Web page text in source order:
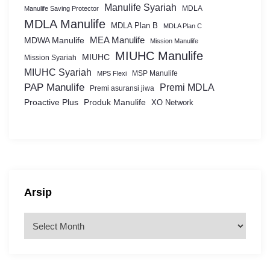
Manulife Saving Protector Manulife Syariah MDLA
MDLA Manulife MDLA Plan B MDLA Plan C
MDWA Manulife MEA Manulife Mission Manulife
Mission Syariah MIUHC MIUHC Manulife
MIUHC Syariah MPS Flexi MSP Manulife
PAP Manulife Premi asuransi jiwa Premi MDLA
Proactive Plus Produk Manulife XO Network
Arsip